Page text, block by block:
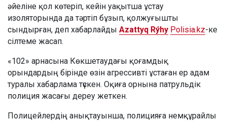
әйеліне қол көтеріп, кейін уақытша ұстау
изоляторында да тәртіп бұзып, қолжуғышты
сындырған, деп хабарлайды Azattyq Rýhy Polisia.kz-ке
сілтеме жасап.
«102» арнасына Көкшетаудағы қоғамдық
орындардың бірінде өзін агрессивті ұстаған ер адам
туралы хабарлама түскен. Оқиға орнына патрульдік
полиция жасағы дереу жеткен.
Полицейлердің анықтауынша, полицияға немқұрайлы